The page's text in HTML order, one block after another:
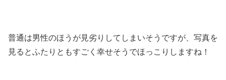
普通は男性のほうが見劣りしてしまいそうですが、写真を
見るとふたりともすごく幸せそうでほっこりしますね！